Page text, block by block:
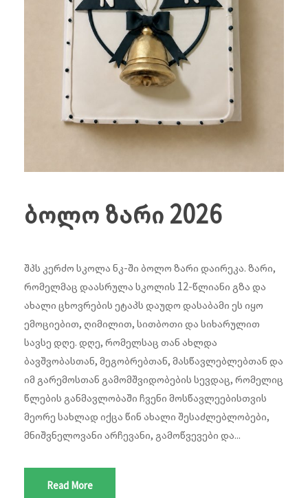
ბოლო ზარი 2026
შპს კერძო სკოლა ნკ-ში ბოლო ზარი დაირეკა. ზარი,
რომელმაც დაასრულა სკოლის 12-წლიანი გზა და
ახალი ცხოვრების ეტაპს დაუდო დასაბამი ეს იყო
ემოციებით, ღიმილით, სითბოთი და სიხარულით
სავსე დღე. დღე, რომელსაც თან ახლდა
ბავშვობასთან, მეგობრებთან, მასწავლებლებთან და
იმ გარემოსთან გამომშვიდობების სევდაც, რომელიც
წლების განმავლობაში ჩვენი მოსწავლეებისთვის
მეორე სახლად იქცა წინ ახალი შესაძლებლობები,
მნიშვნელოვანი არჩევანი, გამოწვევები და...
Read More